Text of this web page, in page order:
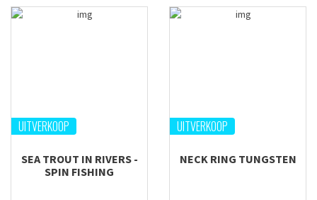
UITVERKOOP
SEA TROUT IN RIVERS -
SPIN FISHING
UITVERKOOP
NECK RING TUNGSTEN